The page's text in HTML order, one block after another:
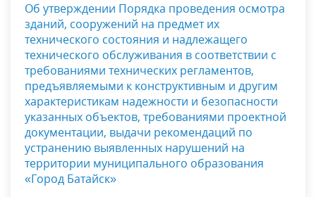
Об утверждении Порядка проведения осмотра
зданий, сооружений на предметих
технического состояния и надлежащего
технического обслуживания в соответствии с
требованиями технических регламентов,
предъявляемыми к конструктивным и другим
характеристикам надежности и безопасности
указанных объектов, требованиями проектной
документации, выдачи рекомендаций по
устранению выявленных нарушений на
территории муниципального образования
«Город Батайск»